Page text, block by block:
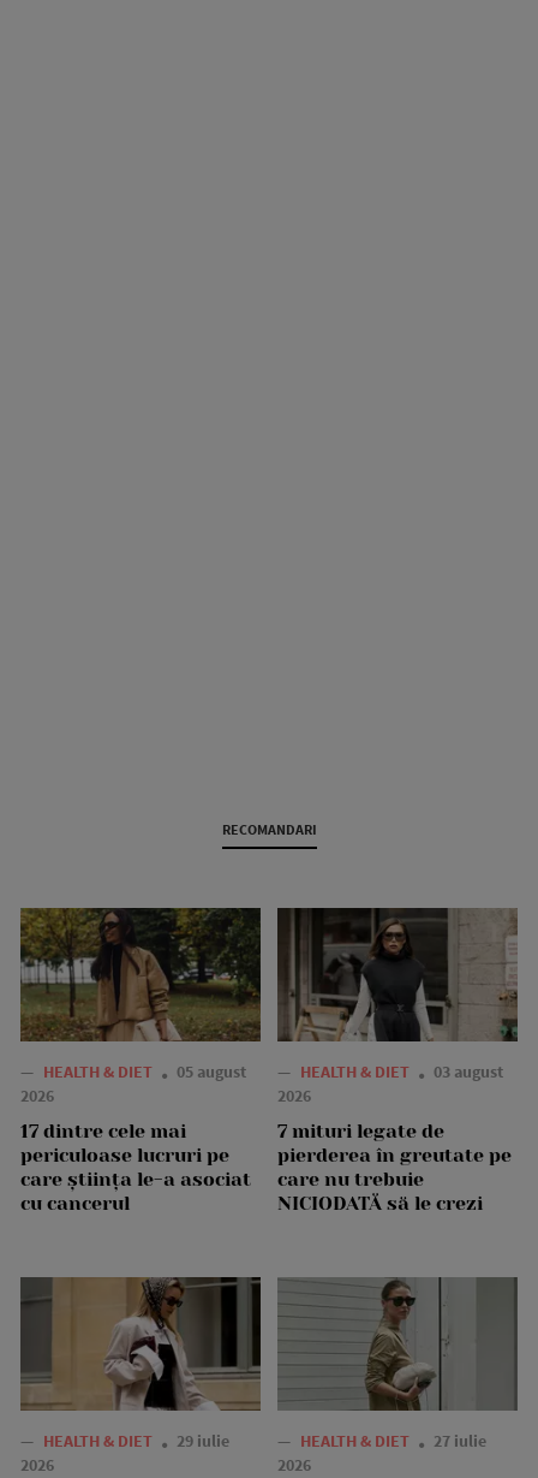
RECOMANDARI
— HEALTH & DIET
05 august
2026
17 dintre cele mai
periculoase lucruri pe
care știința le-a asociat
cu cancerul
— HEALTH & DIET
03 august
2026
7 mituri legate de
pierderea în greutate pe
care nu trebuie
NICIODATĂ să le crezi
— HEALTH & DIET
29 iulie
2026
— HEALTH & DIET
27 iulie
2026